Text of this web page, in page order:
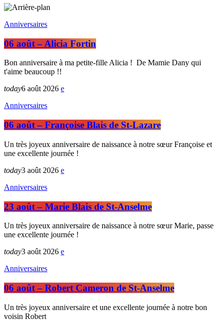
Anniversaires
06 août – Alicia Fortin
Bon anniversaire à ma petite-fille Alicia ! De Mamie Dany qui
t'aime beaucoup !!
today6 août 2026
Anniversaires
06 août – Françoise Blais de St-Lazare
Un très joyeux anniversaire de naissance à notre sœur Françoise et
une excellente journée !
today3 août 2026
Anniversaires
23 août – Marie Blais de St-Anselme
Un très joyeux anniversaire de naissance à notre sœur Marie, passe
une excellente journée !
today3 août 2026
Anniversaires
06 août – Robert Cameron de St-Anselme
Un très joyeux anniversaire et une excellente journée à notre bon
voisin Robert